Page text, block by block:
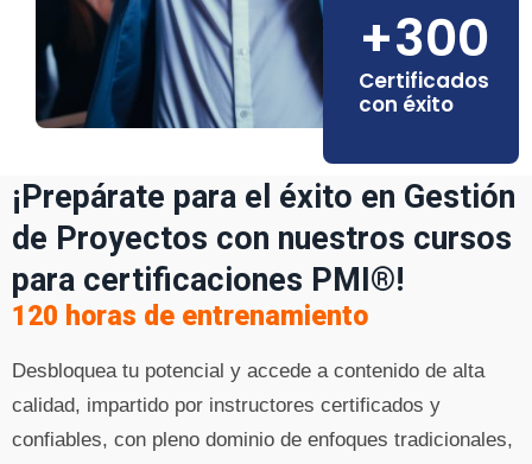
+300
Certificados
con éxito
¡Prepárate para el éxito en Gestión
de Proyectos con nuestros cursos
para certificaciones PMI®!
120 horas de entrenamiento
Desbloquea tu potencial y accede a contenido de alta
calidad, impartido por instructores certificados y
confiables, con pleno dominio de enfoques tradicionales,